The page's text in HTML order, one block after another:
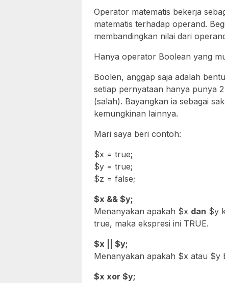
Operator matematis bekerja
matematis terhadap operand.
membandingkan nilai dari
Hanya operator Boolean yang
Boolen, anggap saja adalah
setiap pernyataan hanya punya
(salah). Bayangkan ia sebagai
kemungkinan lainnya.
Mari saya beri contoh:
$x = true;
$y = true;
$z = false;
$x && $y;
Menanyakan apakah $x dan $y
true, maka ekspresi ini TRUE.
$x || $y;
Menanyakan apakah $x atau $y
$x xor $y;